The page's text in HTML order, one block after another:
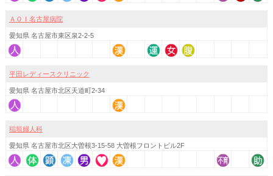
ＡＯＩ名古屋病院
愛知県 名古屋市東区泉2-2-5
平田レディースクリニック
愛知県 名古屋市北区天道町2-34
稲垣婦人科
愛知県 名古屋市北区大曽根3-15-58 大曽根フロントビル2F